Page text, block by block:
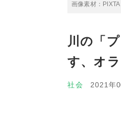
画像素材：
川の「
す、オ
社会 2021年